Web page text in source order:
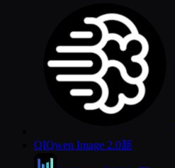
QIQwen Image 2.0新